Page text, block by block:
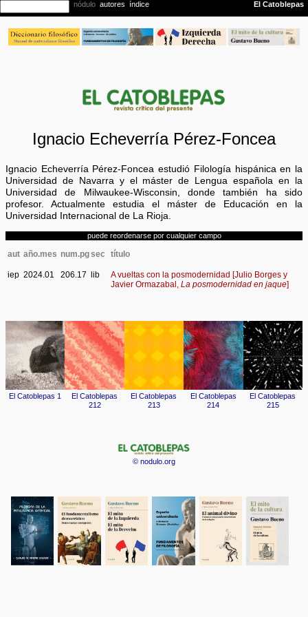
Ignacio Echeverría Pérez-Foncea
Ignacio Echeverría Pérez-Foncea estudió Filología hispánica en la
Universidad de Navarra y el máster de Lengua española en la
Universidad de Milwaukee-Wisconsin, donde también ha sido
profesor. Actualmente estudia el máster de Educación en la
Universidad Internacional de La Rioja.
puede reordenarse por cualquier campo
aut año.mes num.pgsec título
iep 2024.01 206.17 lib
A vueltas con la posmodernidad [Julio Borges y
Javier Ormazabal, La posmodernidad en jaque]
© nodulo.org